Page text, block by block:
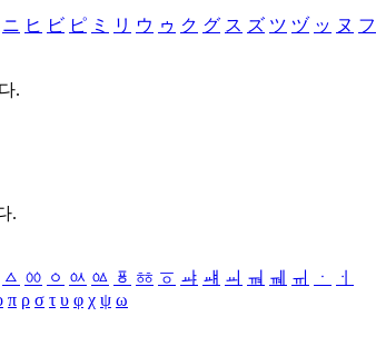
ニ ヒ ビ ピ ミ リ ウ ゥ ク グ ス ズ ツ ヅ ッ ヌ フ
.
.
ㅿ ㆀ ㆁ ㆂ ㆃ ㆄ ㆅ ㆆ ㆇ ㆈ ㆉ ㆊ ㆋ ㆌ ㆍ
ㆎ
π ρ σ τ υ φ χ ψ ω